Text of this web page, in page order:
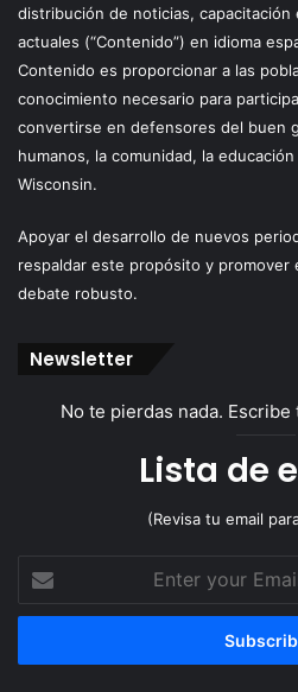
distribución de noticias,
actuales (“Contenido”) en idioma
Contenido es proporcionar a las
conocimiento necesario para
convertirse en defensores del buen
humanos, la comunidad, la
Wisconsin.
Apoyar el desarrollo de nuevos
respaldar este propósito y promover
debate robusto.
Newsletter
No te pierdas nada.
Lista de
(Revisa tu email
your
Email